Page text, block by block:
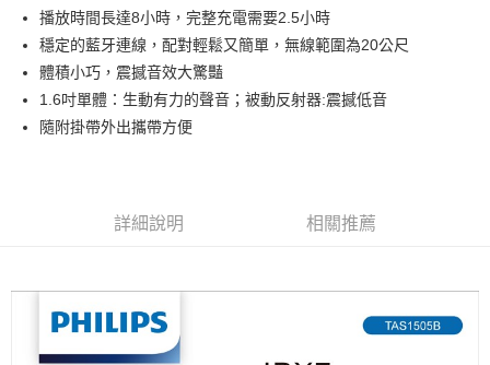
台灣樂天信用卡公司
運送方式
付款後全家取貨
付款後萊爾富取貨
免運費
播放時間長達8小時，完整充電需要2.5小時
穩定的藍牙連線，配對輕鬆又簡單，無線範圍為20公尺
體積小巧，震撼音效大驚豔
1.6吋單體：生動有力的聲音；被動反射器:震撼低音
隨附掛帶外出攜帶方便
詳細說明 相關推薦